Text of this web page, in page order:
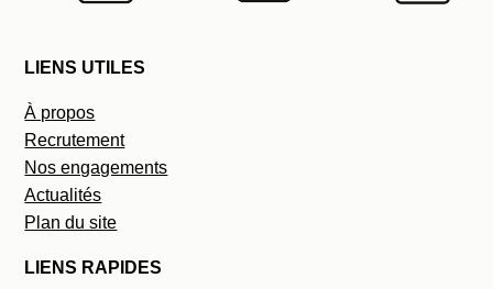
LIENS UTILES
À propos
Recrutement
Nos engagements
Actualités
Plan du site
LIENS RAPIDES